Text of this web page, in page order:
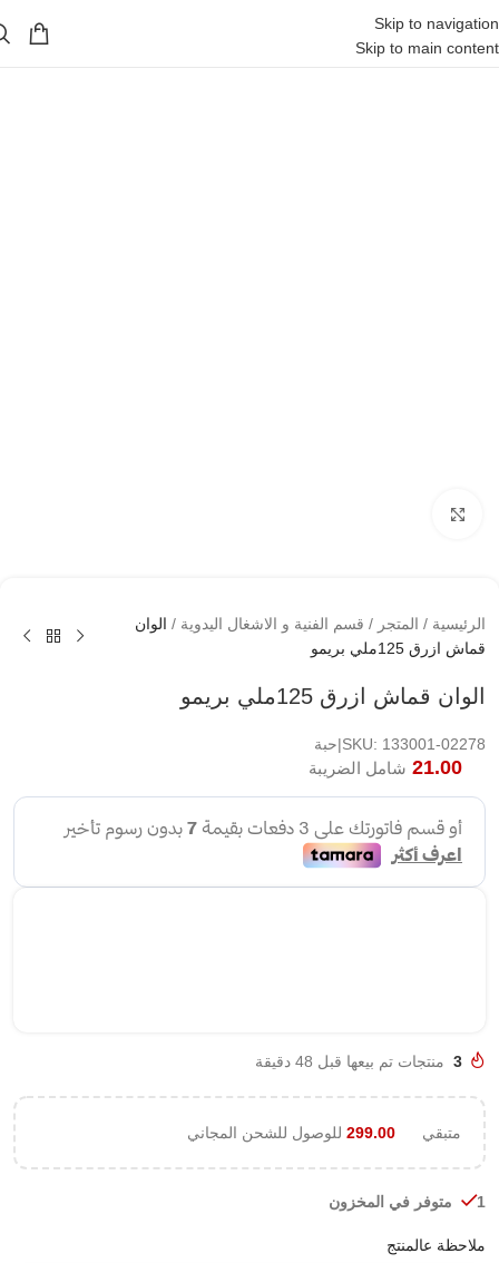
Skip to navigation
Skip to main content
الرئيسية / المتجر / قسم الفنية و الاشغال اليدوية / الوان
قماش ازرق 125ملي بريمو
الوان قماش ازرق 125ملي بريمو
SKU: 133001-02278|حبة
21.00 شامل الضريبة
3 منتجات تم بيعها قبل 48 دقيقة
متبقي 299.00 للوصول للشحن المجاني
1 متوفر في المخزون
ملاحظة عالمنتج